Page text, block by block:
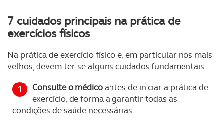
7 cuidados principais na prática de
exercícios físicos
Na prática de exercício físico e, em particular nos mais
velhos, devem ter-se alguns cuidados fundamentais:
Consulte o médicoantes de iniciar a prática de
exercício, de forma a garantir todas as
condições de saúde necessárias.